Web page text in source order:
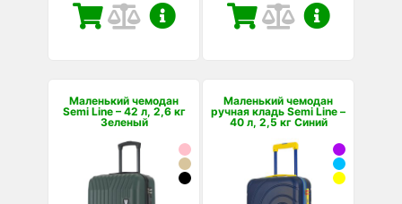
Маленький чемодан
Semi Line – 42 л, 2,6 кг
Зеленый
Маленький чемодан
ручная кладь Semi Line –
40 л, 2,5 кг Синий